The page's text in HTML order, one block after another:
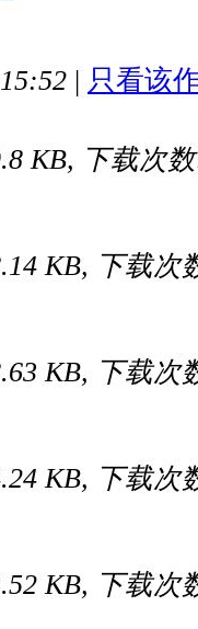
| 只看该
KB, 下载次
KB, 下载次
KB, 下载次
KB, 下载次
KB, 下载次